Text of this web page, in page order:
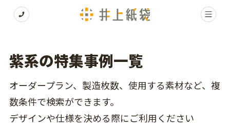
紫系の特集事例一覧
オーダープラン、製造枚数、使用する素材など、複
数条件で検索ができます。
デザインや仕様を決める際にご利用ください